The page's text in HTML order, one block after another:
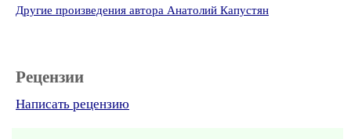
Другие произведения автора Анатолий Капустян
Рецензии
Написать рецензию